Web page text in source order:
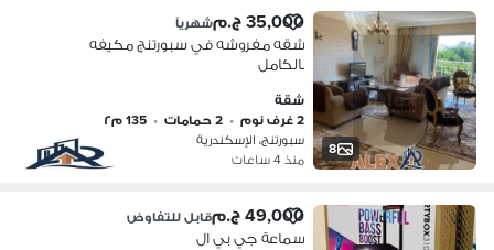
8
35,000 ج.م شهرياً
شقه مفروشه في سبورتنج مكيفه
بالكامل
شقة
2 غرف نوم
• 2 حمامات • 135 م٢
سبورتنج، الإسكندرية
منذ 4 ساعات
49,000 ج.م قابل للتفاوض
سماعة جي بي ال